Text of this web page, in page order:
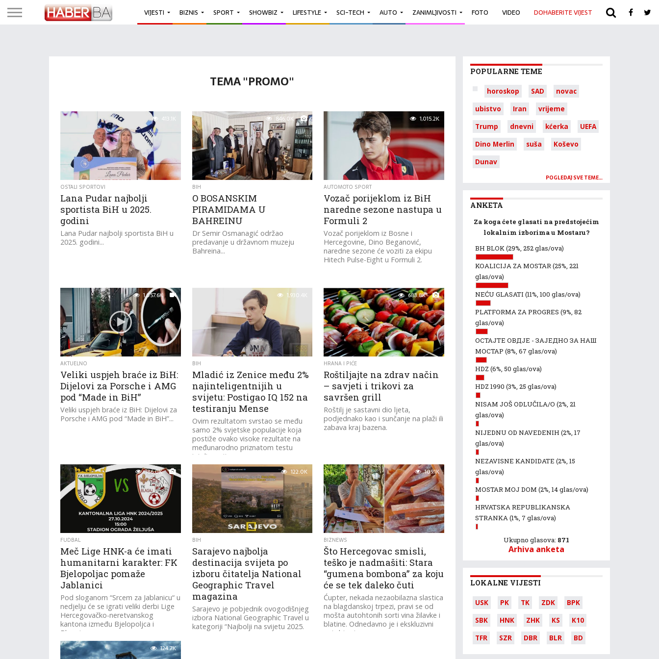
VIJESTI BIZNIS SPORT SHOWBIZ LIFESTYLE SCI-TECH AUTO ZANIMLJIVOSTI FOTO VIDEO DOHABERITE VIJEST ARHIVA
TEMA "PROMO"
413.1K
OSTALI SPORTOVI
Lana Pudar najbolji
sportista BiH u 2025.
godini
Lana Pudar najbolji sportista BiH u
2025. godini...
846.0K
BIH
O BOSANSKIM
PIRAMIDAMA U
BAHREINU
Dr Semir Osmanagić održao
predavanje u državnom muzeju
Bahreina...
1,015.2K
AUTOMOTO SPORT
Vozač porijeklom iz BiH
naredne sezone nastupa u
Formuli 2
Vozač porijeklom iz Bosne i
Hercegovine, Dino Beganović,
naredne sezone će voziti za ekipu
Hitech Pulse-Eight u Formuli 2.
1,057.6K
AKTUELNO
Veliki uspjeh braće iz BiH:
Dijelovi za Porsche i AMG
pod “Made in BiH”
Veliki uspjeh braće iz BiH: Dijelovi za
Porsche i AMG pod “Made in BiH”...
1,930.4K
BIH
Mladić iz Zenice među 2%
najinteligentnijih u
svijetu: Postigao IQ 152 na
testiranju Mense
Ovim rezultatom svrstao se među
samo 2% svjetske populacije koja
postiže ovako visoke rezultate na
međunarodno priznatom testu
inteligencije.
683.8K
HRANA I PIĆE
Roštiljajte na zdrav način
– savjeti i trikovi za
savršen grill
Roštilj je sastavni dio ljeta,
podjednako kao i sunčanje na plaži ili
zabava kraj bazena.
186.0K
FUDBAL
Meč Lige HNK-a će imati
humanitarni karakter: FK
Bjelopoljac pomaže
Jablanici
Pod sloganom “Srcem za Jablanicu“ u
nedjelju će se igrati veliki derbi Lige
Hercegovačko-neretvanskog
kantona između Bjelopoljca i
Blagaja.
122.0K
BIH
Sarajevo najbolja
destinacija svijeta po
izboru čitatelja National
Geographic Travel
magazina
Sarajevo je pobjednik ovogodišnjeg
izbora National Geographic Travel u
kategoriji “Najbolji na svijetu 2025.
109.1K
BIZNEWS
Što Hercegovac smisli,
teško je nadmašiti: Stara
“gumena bombona” za koju
će se tek daleko čuti
Ćupter, nekada nezaobilazna slastica
na blagdanskoj trpezi, pravi se od
mošta autohtonih sorti vina žilavke i
blatine. Odnedavno je i ekskluzivni
autohtoni...
124.7K
POPULARNE TEME
horoskop SAD
novac
ubistvo
Iran
vrijeme
Trump
dnevni kćerka
UEFA
Dino Merlin
suša
Koševo
Dunav
POGLEDAJ SVE TEME…
ANKETA
Za koga ćete glasati na predstojećim
lokalnim izborima u Mostaru?
BH BLOK(29%, 252 glas/ova)
KOALICIJA ZA MOSTAR(25%, 221
glas/ova)
NEĆU GLASATI (11%, 100 glas/ova)
PLATFORMA ZA PROGRES (9%, 82
glas/ova)
ОСТАЈТЕ ОВДЈЕ - ЗАЈЕДНО ЗА НАШ
МОСТАР (8%, 67 glas/ova)
HDZ (6%, 50 glas/ova)
HDZ 1990 (3%, 25 glas/ova)
NISAM JOŠ ODLUČILA/O (2%, 21
glas/ova)
NIJEDNU OD NAVEDENIH (2%, 17
glas/ova)
NEZAVISNE KANDIDATE (2%, 15
glas/ova)
MOSTAR MOJ DOM (2%, 14 glas/ova)
HRVATSKA REPUBLIKANSKA
STRANKA(1%, 7 glas/ova)
Ukupno glasova: 871
Arhiva anketa
LOKALNE VIJESTI
USK PK TK ZDK
BPK
SBK
HNK ZHK KS
K10
TFR
SZR DBR BLR BD